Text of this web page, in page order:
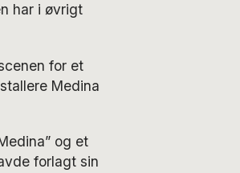
har i øvrigt
for et
Medina
og et
forlagt sin